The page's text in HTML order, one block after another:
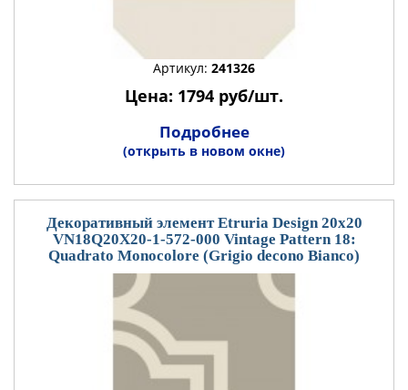
Артикул: 241326
Цена: 1794 руб/шт.
Подробнее
(открыть в новом окне)
Декоративный элемент Etruria Design 20x20
VN18Q20X20-1-572-000 Vintage Pattern 18:
Quadrato Monocolore (Grigio decono Bianco)